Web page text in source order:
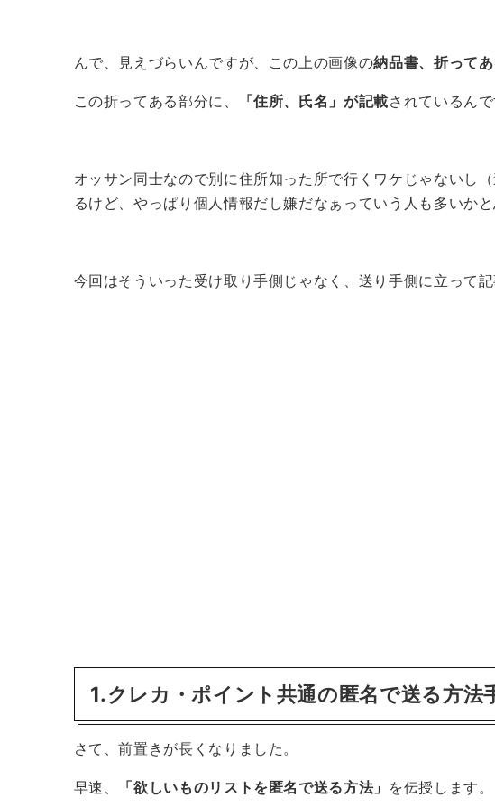
んで、見えづらいんですが、この上の画像の納品書、折って
この折ってある部分に、 「住所、氏名」が記載されているんで
オッサン同士なので別に住所知った所で行くワケじゃないし
るけど、やっぱり個人情報だし嫌だなぁっていう人も多いか
今回はそういった受け取り手側じゃなく、送り手側に立って
1.クレカ・ポイント共通の匿名で送る方法
さて、前置きが長くなりました。
早速、 「欲しいものリストを匿名で送る方法」 を伝授します。